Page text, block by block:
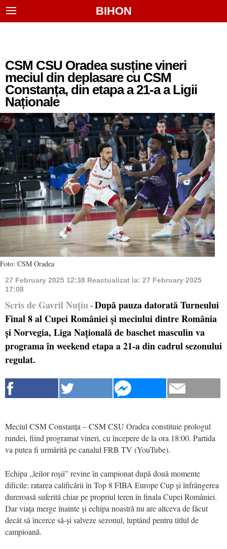
BIHON
CSM CSU Oradea susține vineri
meciul din deplasare cu CSM
Constanța, din etapa a 21-a a Ligii
Naționale
Foto: CSM Oradea
27 February 2025 12:38 Reactualizat la: 27 February 2025
17:08
Scris de Gavril Nuțiu - După pauza datorată Turneului
Final 8 al Cupei României și meciului dintre România
și Norvegia, Liga Națională de baschet masculin va
programa în weekend etapa a 21-a din cadrul sezonului
regulat.
Meciul CSM Constanța – CSM CSU Oradea constituie prologul
rundei, fiind programat vineri, cu începere de la ora 18:00. Partida
va putea fi urmărită pe canalul FRB TV (YouTube).
Echipa „leilor roșii” revine în campionat după două momente
dificile: ratarea calificării în Top 8 FIBA Europe Cup și înfrângerea
dureroasă suferită chiar pe propriul teren în finala Cupei României.
Dar viața merge înainte și echipa noastră nu are altceva de făcut
decât să încerce să-și salveze sezonul, luptând pentru titlul de
campioană.